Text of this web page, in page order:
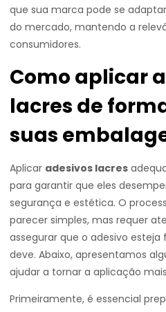
que sua marca pode se
do mercado, mantendo a
consumidores.
Como aplicar
lacres de
suas
Aplicar adesivos lacres
para garantir que eles
segurança e estética. O
parecer simples, mas requer
assegurar que o adesivo
deve. Abaixo, apresentamos
ajudar a tornar a aplicação
Primeiramente, é essencial